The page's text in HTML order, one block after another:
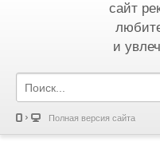
сайт
и
Полная версия сайта